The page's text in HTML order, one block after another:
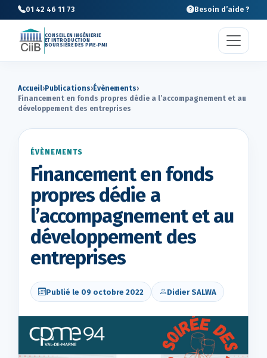
01 42 46 11 73 Besoin d’aide ?
CONSEIL EN INGÉNIERIE
ET INTRODUCTION
BOURSIÈRE DES PME-PMI
Accueil› Publications› Évènements›
Financement en fonds propres dédie a l’accompagnement et au
développement des entreprises
ÉVÈNEMENTS
Financement en fonds
propres dédie a
l’accompagnement et au
développement des
entreprises
Publié le 09 octobre 2022 Didier SALWA